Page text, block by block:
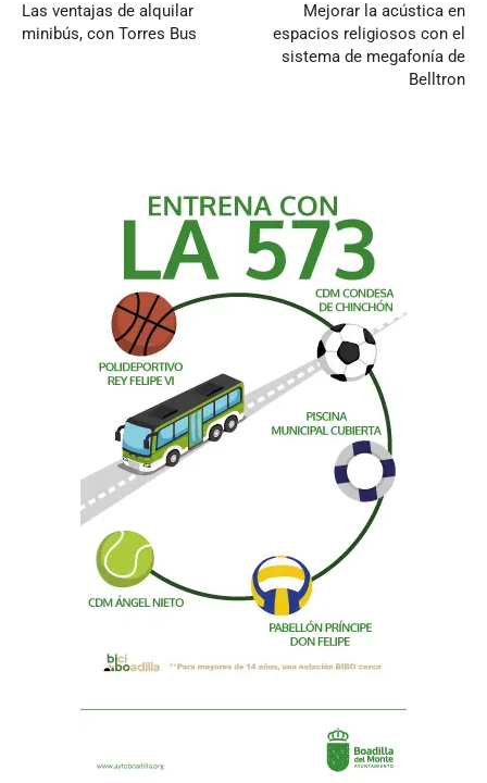
Las ventajas de alquilar
minibús, con Torres Bus
Mejorar la acústica en
espacios religiosos con el
sistema de megafonía de
Belltron